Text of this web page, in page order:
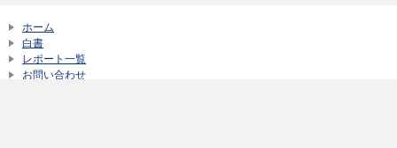
ホーム
白書
レポート一覧
お問い合わせ